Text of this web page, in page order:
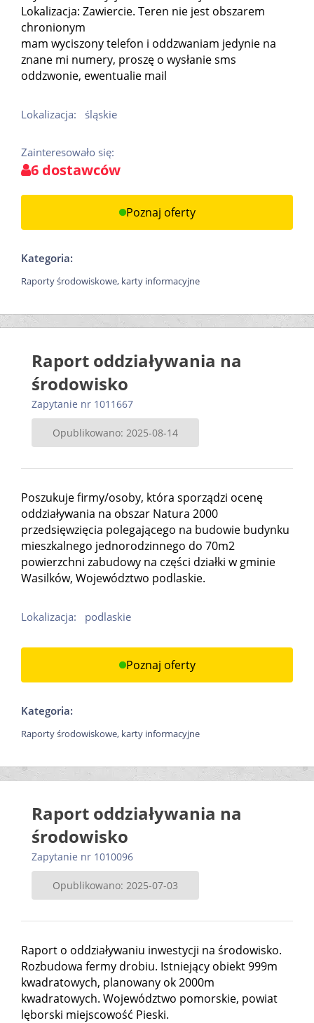
Lokalizacja: Zawiercie. Teren nie jest obszarem
chronionym
mam wyciszony telefon i oddzwaniam jedynie na
znane mi numery, proszę o wysłanie sms
oddzwonie, ewentualie mail
Lokalizacja: śląskie
Zainteresowało się:
6 dostawców
Poznaj oferty
Kategoria:
Raporty środowiskowe, karty informacyjne
Raport oddziaływania na
środowisko
Zapytanie nr 1011667
Opublikowano: 2025-08-14
Poszukuje firmy/osoby, która sporządzi ocenę
oddziaływania na obszar Natura 2000
przedsięwzięcia polegającego na budowie budynku
mieszkalnego jednorodzinnego do 70m2
powierzchni zabudowy na części działki w gminie
Wasilków, Województwo podlaskie.
Lokalizacja: podlaskie
Poznaj oferty
Kategoria:
Raporty środowiskowe, karty informacyjne
Raport oddziaływania na
środowisko
Zapytanie nr 1010096
Opublikowano: 2025-07-03
Raport o oddziaływaniu inwestycji na środowisko.
Rozbudowa fermy drobiu. Istniejący obiekt 999m
kwadratowych, planowany ok 2000m
kwadratowych. Województwo pomorskie, powiat
lęborski miejscowość Pieski.